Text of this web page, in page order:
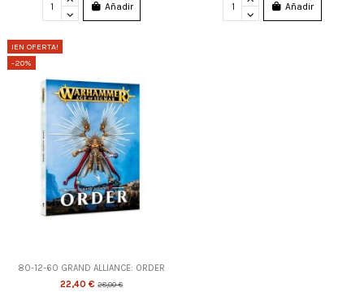
Añadir Añadir
¡EN OFERTA!
-20%
80-12-60 GRAND ALLIANCE: ORDER
22,40 €28,00 €